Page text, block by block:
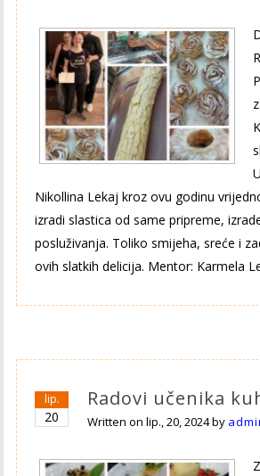
Nikollina Lekaj kroz ovu godinu
izradi slastica od same pripreme,
posluživanja. Toliko smijeha, sreće i
ovih slatkih delicija. Mentor: Karmela
lip.
20
Radovi učenika
Written onlip., 20, 2024by